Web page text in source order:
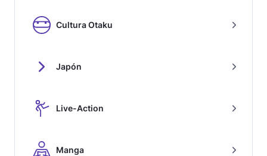
Cultura Otaku
Japón
Live-Action
Manga